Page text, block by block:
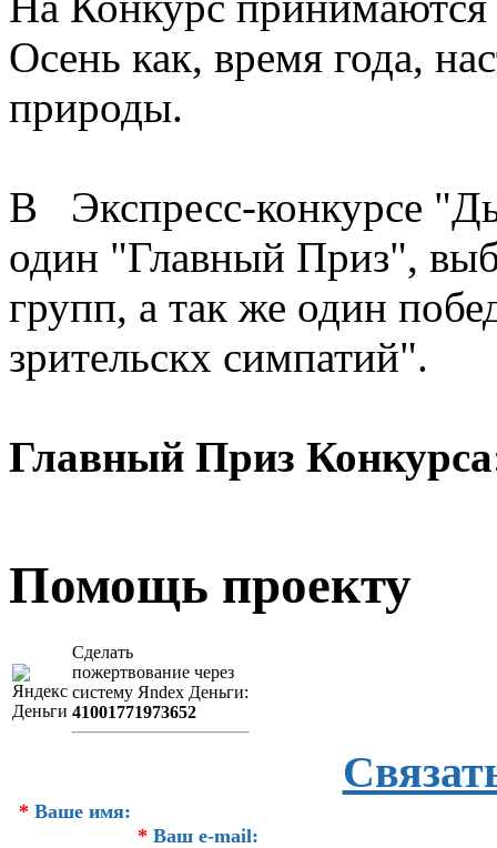
Осень как, время года,
природы.
В Экспресс-конкурсе
один "Главный Приз",
групп, а так же один
зрительскх симпатий".
Главный Приз Конкурса
Помощь проекту
Сделать
пожертвование через
систeму Яndex Деньги:
41001771973652
* Ваше имя:
* Ваш e-mail: